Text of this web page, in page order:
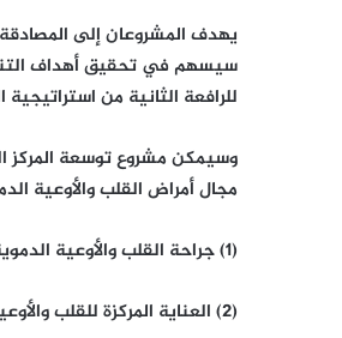
يهدف المشروعان إلى
سيسهم في تحقيق أهداف
للرافعة الثانية من استراتيجية
وسيمكن مشروع توسعة المركز
مجال أمراض القلب والأوعية
(1) جراحة القلب والأوعية الدموية للأطفال،
(2) العناية المركزة للقلب والأوعية الدموية،